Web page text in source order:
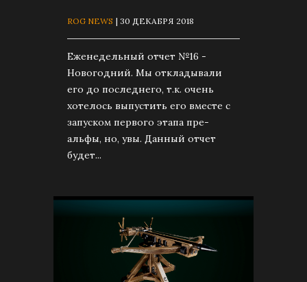
ROG NEWS | 30 ДЕКАБРЯ 2018
Еженедельный отчет №16 -
Новогодний. Мы откладывали
его до последнего, т.к. очень
хотелось выпустить его вместе с
запуском первого этапа пре-
альфы, но, увы. Данный отчет
будет...